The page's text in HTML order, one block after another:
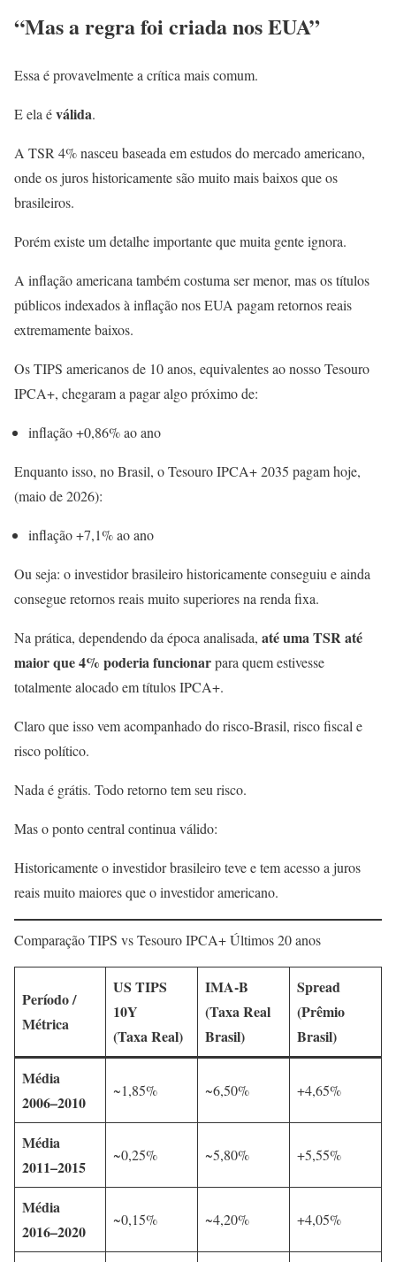
“Mas a regra foi criada nos EUA”
Essa é provavelmente a crítica mais comum.
E ela éválida.
A TSR 4% nasceu baseada em estudos do mercado americano,
onde os juros historicamente são muito mais baixos que os
brasileiros.
Porém existe um detalhe importante que muita gente ignora.
A inflação americana também costuma ser menor, mas os títulos
públicos indexados à inflação nos EUA pagam retornos reais
extremamente baixos.
Os TIPS americanos de 10 anos, equivalentes ao nosso Tesouro
IPCA+, chegaram a pagar algo próximo de:
inflação +0,86% ao ano
Enquanto isso, no Brasil, o Tesouro IPCA+ 2035 pagam hoje,
(maio de 2026):
inflação +7,1% ao ano
Ou seja: o investidor brasileiro historicamente conseguiu e ainda
consegue retornos reais muito superiores na renda fixa.
Na prática, dependendo da época analisada, até uma TSR até
maior que 4% poderia funcionarpara quem estivesse
totalmente alocado em títulos IPCA+.
Claro que isso vem acompanhado do risco-Brasil, risco fiscal e
risco político.
Nada é grátis. Todo retorno tem seu risco.
Mas o ponto central continua válido:
Historicamente o investidor brasileiro teve e tem acesso a juros
reais muito maiores que o investidor americano.
Comparação TIPS vs Tesouro IPCA+ Últimos 20 anos
Período /
Métrica
US TIPS
10Y
(Taxa Real)
IMA-B
(Taxa Real
Brasil)
Spread
(Prêmio
Brasil)
Média
2006–2010
~1,85% ~6,50% +4,65%
Média
2011–2015
~0,25% ~5,80% +5,55%
Média
2016–2020
~0,15% ~4,20% +4,05%